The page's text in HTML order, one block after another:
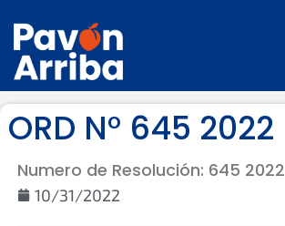
Inicio
Nuestro Pueblo
Trámites
ORD N° 645 2022
Numero de Resolución: 645 2022
10/31/2022